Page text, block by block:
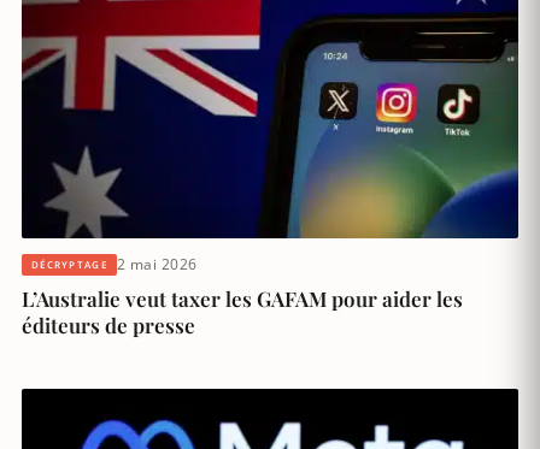
DÉCRYPTAGE 2 mai 2026
L’Australie veut taxer les GAFAM pour aider les
éditeurs de presse